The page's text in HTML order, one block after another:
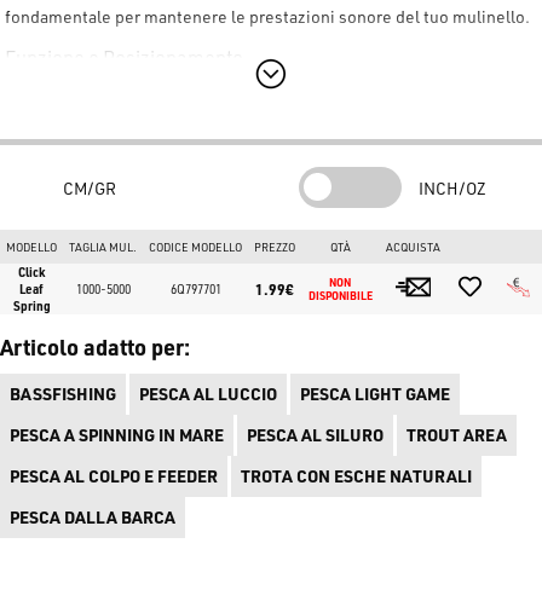
fondamentale per mantenere le prestazioni sonore del tuo mulinello.
Funzione e Posizionamento
("click") quando la frizione slitta sotto la trazione del pesce.
Questo ricambio originale Daiwa
seguenti serie (taglie 1000-5000):
Ninja LT: inclusi i modelli 19 Ninja LT e varianti come il 5000-C
CM/GR INCH/OZ
MODELLO TAGLIA MUL. CODICE MODELLO PREZZO QTÀ ACQUISTA
Click
Leaf
Spring
1000-5000 6Q797701 1.99€
NON
DISPONIBILE
Articolo adatto per:
BASSFISHING PESCA AL LUCCIO
PESCA LIGHT GAME
PESCA A SPINNING IN MARE
PESCA AL SILURO
TROUT AREA
PESCA AL COLPO E FEEDER
TROTA CON ESCHE NATURALI
PESCA DALLA BARCA